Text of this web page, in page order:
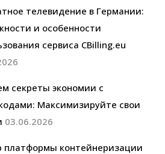
телевидение в Германии:
и особенности
сервиса CBilling.eu
секреты экономии с
Максимизируйте свои
03.06.2026
платформы контейнеризации